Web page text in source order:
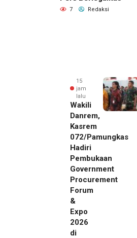
7 Redaksi
15
jam
lalu
Wakili
Danrem,
Kasrem
072/Pamungkas
Hadiri
Pembukaan
Government
Procurement
Forum
&
Expo
2026
di